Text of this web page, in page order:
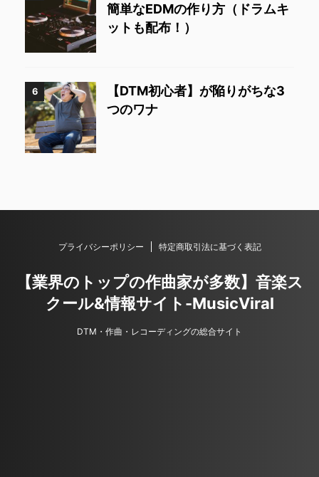
簡単なEDMの作り方（ドラムキ
ットも配布！）
6
【DTM初心者】が陥りがちな3
つのワナ
プライバシーポリシー 特定商取引法に基づく表記
【業界のトップの作曲家が多数】音楽ス
クール&情報サイト-MusicViral
DTM・作曲・レコーディングの総合サイト